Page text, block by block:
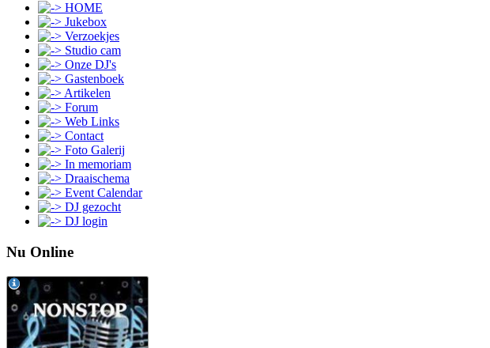
HOME
Jukebox
Verzoekjes
Studio cam
Onze DJ's
Gastenboek
Artikelen
Forum
Web Links
Contact
Foto Galerij
In memoriam
Draaischema
Event Calendar
DJ gezocht
DJ login
Nu Online